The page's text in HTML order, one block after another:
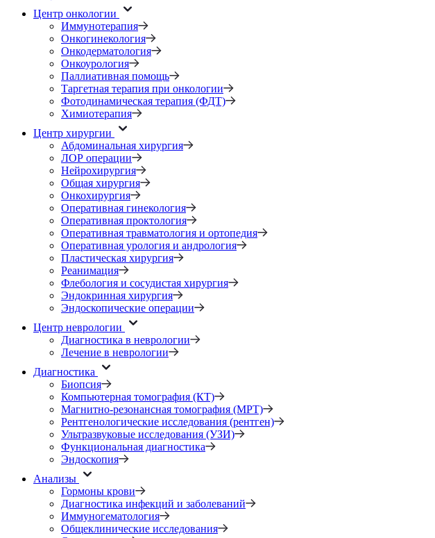
Центр онкологии
Иммунотерапия
Онкогинекология
Онкодерматология
Онкоурология
Паллиативная помощь
Таргетная терапия при онкологии
Фотодинамическая терапия (ФДТ)
Химиотерапия
Центр хирургии
Абдоминальная хирургия
ЛОР операции
Нейрохирургия
Общая хирургия
Онкохирургия
Оперативная гинекология
Оперативная проктология
Оперативная травматология и ортопедия
Оперативная урология и андрология
Пластическая хирургия
Реанимация
Флебология и сосудистая хирургия
Эндокринная хирургия
Эндоскопические операции
Центр неврологии
Диагностика в неврологии
Лечение в неврологии
Диагностика
Биопсия
Компьютерная томография (КТ)
Магнитно-резонансная томография (МРТ)
Рентгенологические исследования (рентген)
Ультразвуковые исследования (УЗИ)
Функциональная диагностика
Эндоскопия
Анализы
Гормоны крови
Диагностика инфекций и заболеваний
Иммуногематология
Общеклинические исследования